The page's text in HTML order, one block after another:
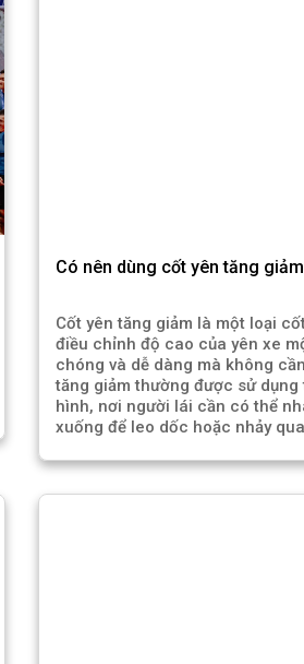
Có nên dùng cốt yên tăng
Cốt yên tăng giảm là một loại
điều chỉnh độ cao của yên xe
chóng và dễ dàng mà không
tăng giảm thường được sử dụng
hình, nơi người lái cần có thể
xuống để leo dốc hoặc nhảy